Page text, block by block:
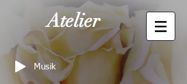
Atelier
Musik